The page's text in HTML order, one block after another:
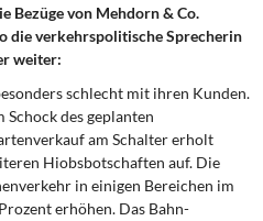
Daseinsvorsorge
Bezüge von Mehdorn & Co.
die verkehrspolitische Sprecherin
weiter:
schlecht mit ihren Kunden.
Schock des geplanten
am Schalter erholt
Hiobsbotschaften auf. Die
in einigen Bereichen im
erhöhen. Das Bahn-